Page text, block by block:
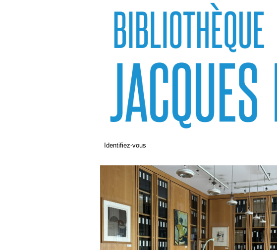
Identifiez-vous